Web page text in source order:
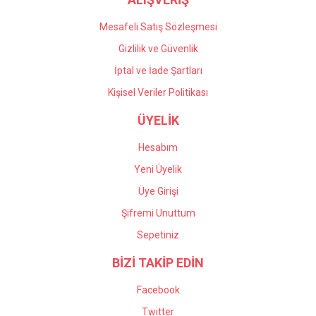
Mesafeli Satış Sözleşmesi
Gizlilik ve Güvenlik
İptal ve İade Şartları
Kişisel Veriler Politikası
ÜYELİK
Hesabım
Yeni Üyelik
Üye Girişi
Şifremi Unuttum
Sepetiniz
BİZİ TAKİP EDİN
Facebook
Twitter